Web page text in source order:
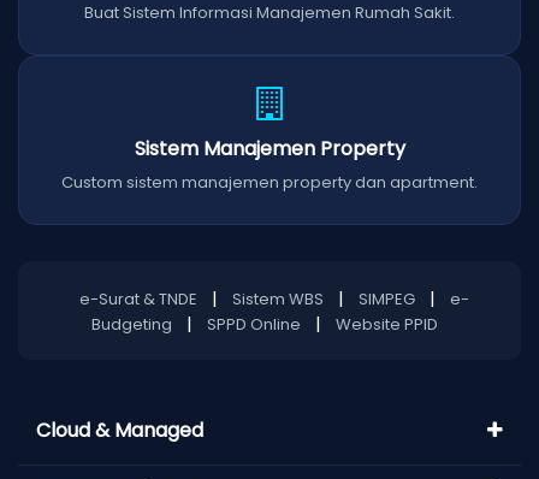
Buat Sistem Informasi Manajemen Rumah Sakit.
Sistem Manajemen Property
Custom sistem manajemen property dan apartment.
e-Surat & TNDE | Sistem WBS | SIMPEG |
e-
Budgeting
| SPPD Online | Website PPID
Cloud & Managed